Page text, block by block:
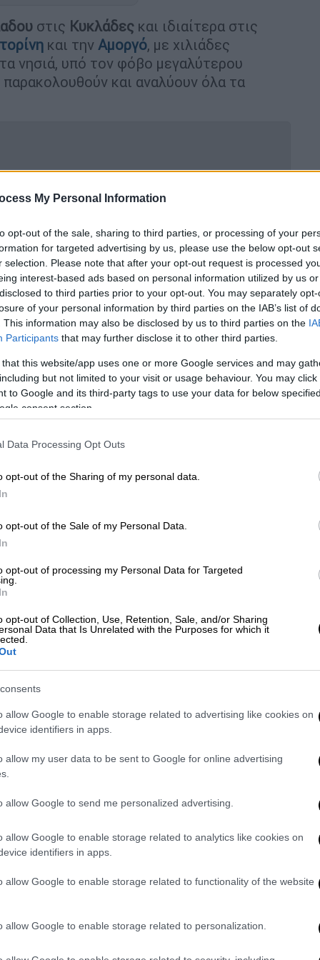
My Personal Information
opt-out of the sale, sharing to third parties, or processing of your
for targeted advertising by us, please use the below opt-out
selection. Please note that after your opt-out request is processed
interest-based ads based on personal information utilized by us
to third parties prior to your opt-out. You may separately
of your personal information by third parties on the IAB’s list of
This information may also be disclosed by us to third parties on the
Participants that may further disclose it to other third parties.
that this website/app uses one or more Google services and may
but not limited to your visit or usage behaviour. You may
to Google and its third-party tags to use your data for below
consent section.
Data Processing Opt Outs
opt-out of the Sharing of my personal data.
opt-out of the Sale of my Personal Data.
opt-out of processing my Personal Data for Targeted
opt-out of Collection, Use, Retention, Sale, and/or Sharing
Data that Is Unrelated with the Purposes for which it
allow Google to enable storage related to advertising like cookies on
identifiers in apps.
allow my user data to be sent to Google for online advertising
allow Google to send me personalized advertising.
allow Google to enable storage related to analytics like cookies on
identifiers in apps.
allow Google to enable storage related to functionality of the website
allow Google to enable storage related to personalization.
στις Κυκλάδες και ιδιαίτερα στις
και την Αμοργό, με χιλιάδες
νησιά, υπό τον φόβο μεγαλύτερου
και αναλύουν όλα τα
Σαντορίνης και Αμοργού την
στην περιοχή τωνΚυκλάδων, με τους
τον τρόμο μεταξύ των κατοίκων.
τελευταία εβδομάδα έχουν γίνει πάνω
σεισμική δόνηση να
Αμοργό (5,1 Ρίχτερ).
μέχρι στιγμής - 5,1 Ρίχτερ
το απόγευμα της Τετάρτης (5/2)
Αμοργού, ενώ το εστιακό του βάθος
μεταξύ Σαντορίνης και
- Τα δύο σενάρια
Αθηνώνέδωσε στη δημοσιότητα τα
έγιναν στη ζώνη Σαντορίνης – Αμοργού
ότι από τις 26 Ιανουαρίου μέχρι τις 3
6.400 σεισμικές δονήσεις
στις Κυκλάδες
έως και την
μάθησης, απέδωσε ένα πλήθος
6.400 σεισμούς από τις 26 Ιανουαρίου